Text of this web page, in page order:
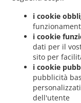
i cookie
i cookie
dati per il
sito per
i cookie
pubblicità
dell'utente
. Sicilian
Kehlen Bridel
Sicilian
cibo Kehlen . Sicilian
Sicilian Consegna del cibo
Consegna del cibo Roeser
Sicilian
Roeser Bivange . Sicilian